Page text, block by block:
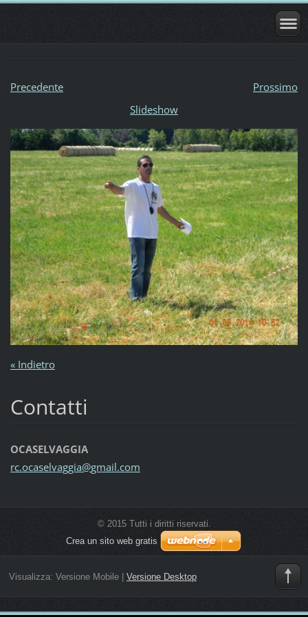
Precedente
Prossimo
Slideshow
« Indietro
Contatti
OCASELVAGGIA
rc.ocaselvaggia@gmail.com
© 2015 Tutti i diritti riservati.
Crea un sito web gratis
Visualizza: Versione Mobile| Versione Desktop